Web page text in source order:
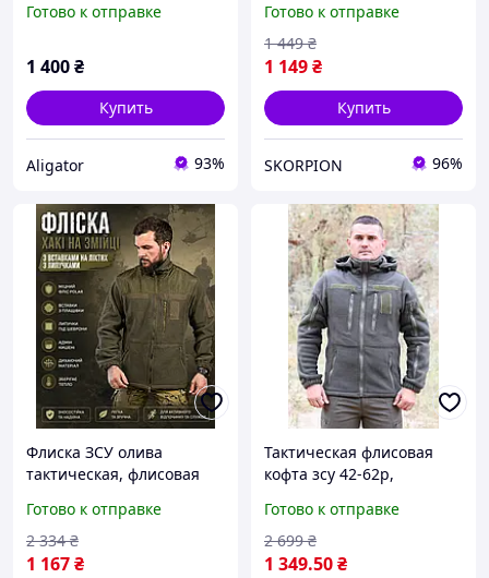
тёплая флисовая кофта
кофта ЗСУ
Готово к отправке
1 400₴
Купить
Aligator 93%
флиска олива
ЗСУ,мужская армейская
флиска олива с
капюшоном
Готово к отправке
1 149₴
1 449 ₴
Купить
SKORPION 96%
Флиска ЗСУ олива
тактическая, флисовая
армейская флисовка
мужская теплая XL Cv4ed
Готово к отправке
1 167₴
2 334 ₴
Тактическая флисовая
кофта зсу 42-62р,
капюшоном, теплая
военная флиска олива
Готово к отправке
1 349.50₴
2 699 ₴